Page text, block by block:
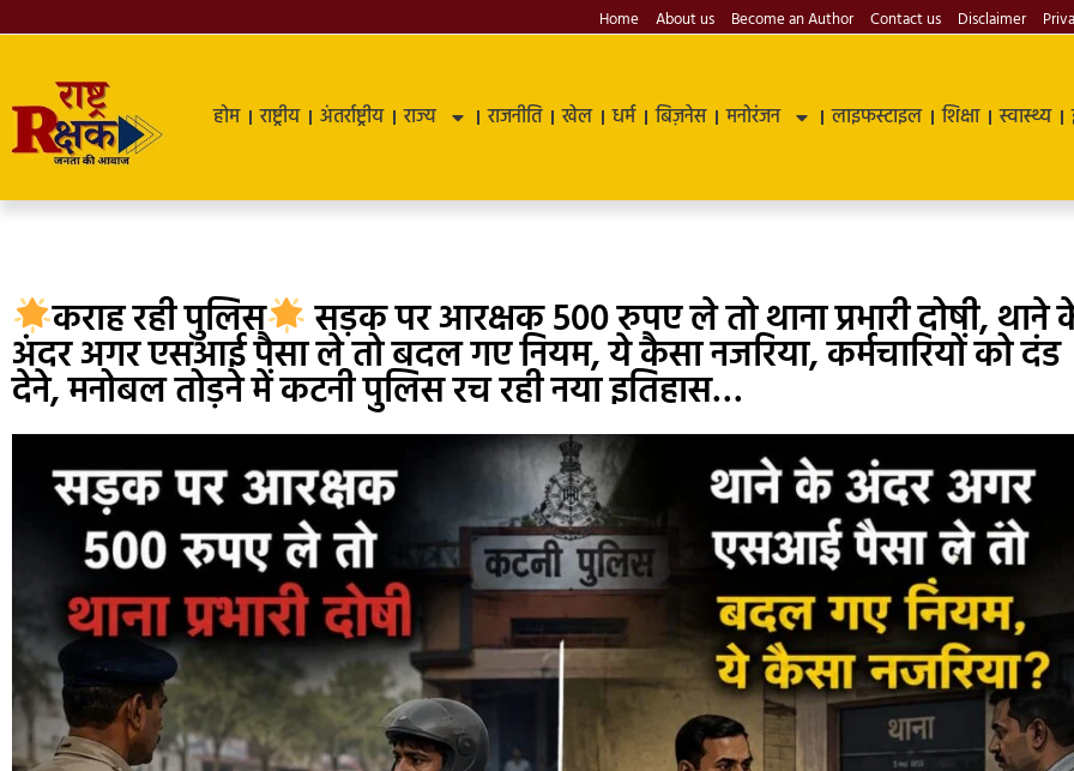
Home About us Become an Author Contact us Disclaimer
होम राष्ट्रीय अंतर्राष्ट्रीय राज्य राजनीति खेल धर्म बिज़नेस मनोरंजन लाइफस्टाइल शिक्षा स्वास्थ्य
कराह रही पुलिस सड़क पर आरक्षक 500 रुपए ले तो थाना प्रभारी दोषी, थाने
अंदर अगर एसआई पैसा ले तो बदल गए नियम, ये कैसा नजरिया, कर्मचारियों को दंड
देने, मनोबल तोड़ने में कटनी पुलिस रच रही नया इतिहास…